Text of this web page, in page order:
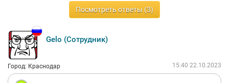
Посмотреть ответы (3)
Gelo (Сотрудник)
Город: Краснодар 15:40 22.10.2023